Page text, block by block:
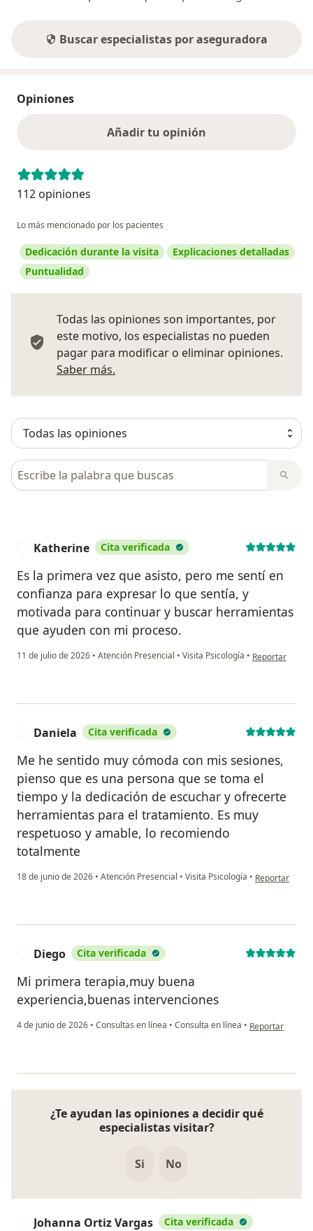
Buscar especialistas por aseguradora
Opiniones
Añadir tu opinión
112 opiniones
Lo más mencionado por los pacientes
Dedicación durante la visita
Explicaciones detalladas
Puntualidad
Todas las opiniones son importantes, por
este motivo, los especialistas no pueden
pagar para modificar o eliminar opiniones.
Saber más.
Busca en opiniones
Katherine Cita verificada
Es la primera vez que asisto, pero me sentí en
confianza para expresar lo que sentía, y
motivada para continuar y buscar herramientas
que ayuden con mi proceso.
11 de julio de 2026 • Atención Presencial • Visita Psicología • en opinión del
Reportar
Daniela Cita verificada
Me he sentido muy cómoda con mis sesiones,
pienso que es una persona que se toma el
tiempo y la dedicación de escuchar y ofrecerte
herramientas para el tratamiento. Es muy
respetuoso y amable, lo recomiendo
totalmente
18 de junio de 2026 • Atención Presencial • Visita Psicología • en opinión del
Reportar
Diego Cita verificada
Mi primera terapia,muy buena
experiencia,buenas intervenciones
4 de junio de 2026 • Consultas en línea • Consulta en línea • en opinión del
Reportar
¿Te ayudan las opiniones a decidir qué
especialistas visitar?
Si No
Johanna Ortiz Vargas Cita verificada